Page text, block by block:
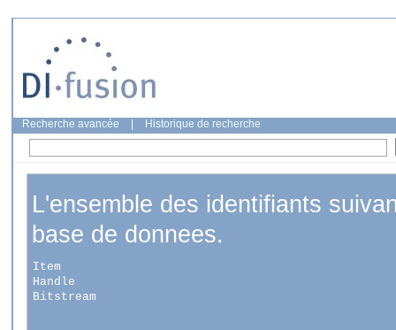
Recherche avancée Historique de recherche
L'ensemble des identifiants
base de donnees.
Item
Handle
Bitstream